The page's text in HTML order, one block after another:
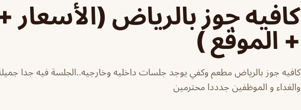
كافيه جوز بالرياض (الأسعار
+ الموقع )
كافيه جوز بالرياض مطعم وكفي يوجد جلسات داخليه وخارجيه..الجلسة فيه جدا
والغداء و الموظفين جدددا محترمين